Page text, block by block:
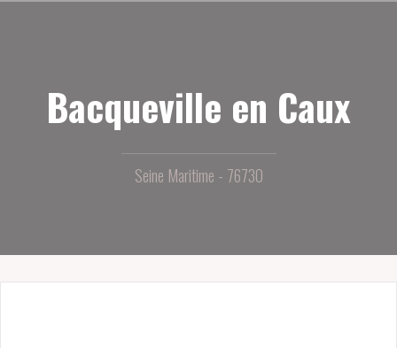
Bacqueville en Caux
Seine Maritime - 76730